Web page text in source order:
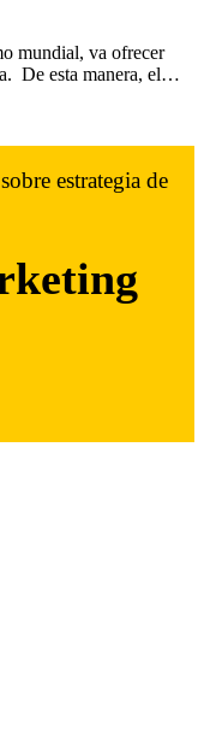
mundial, va ofrecer
De esta manera, el…
estrategia de